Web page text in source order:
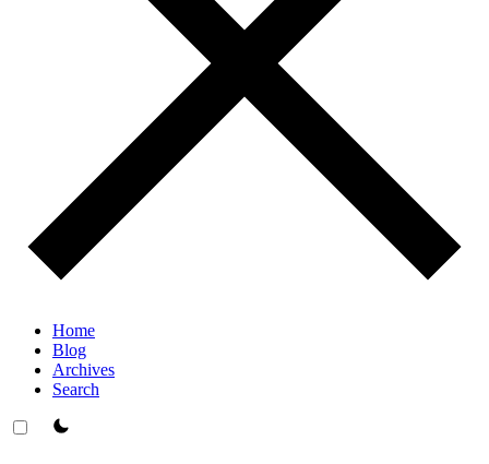
Home
Blog
Archives
Search
theme switcher